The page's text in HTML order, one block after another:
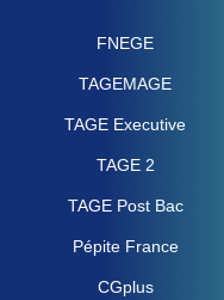
FNEGE
TAGEMAGE
TAGE Executive
TAGE 2
TAGE Post Bac
Pépite France
CGplus